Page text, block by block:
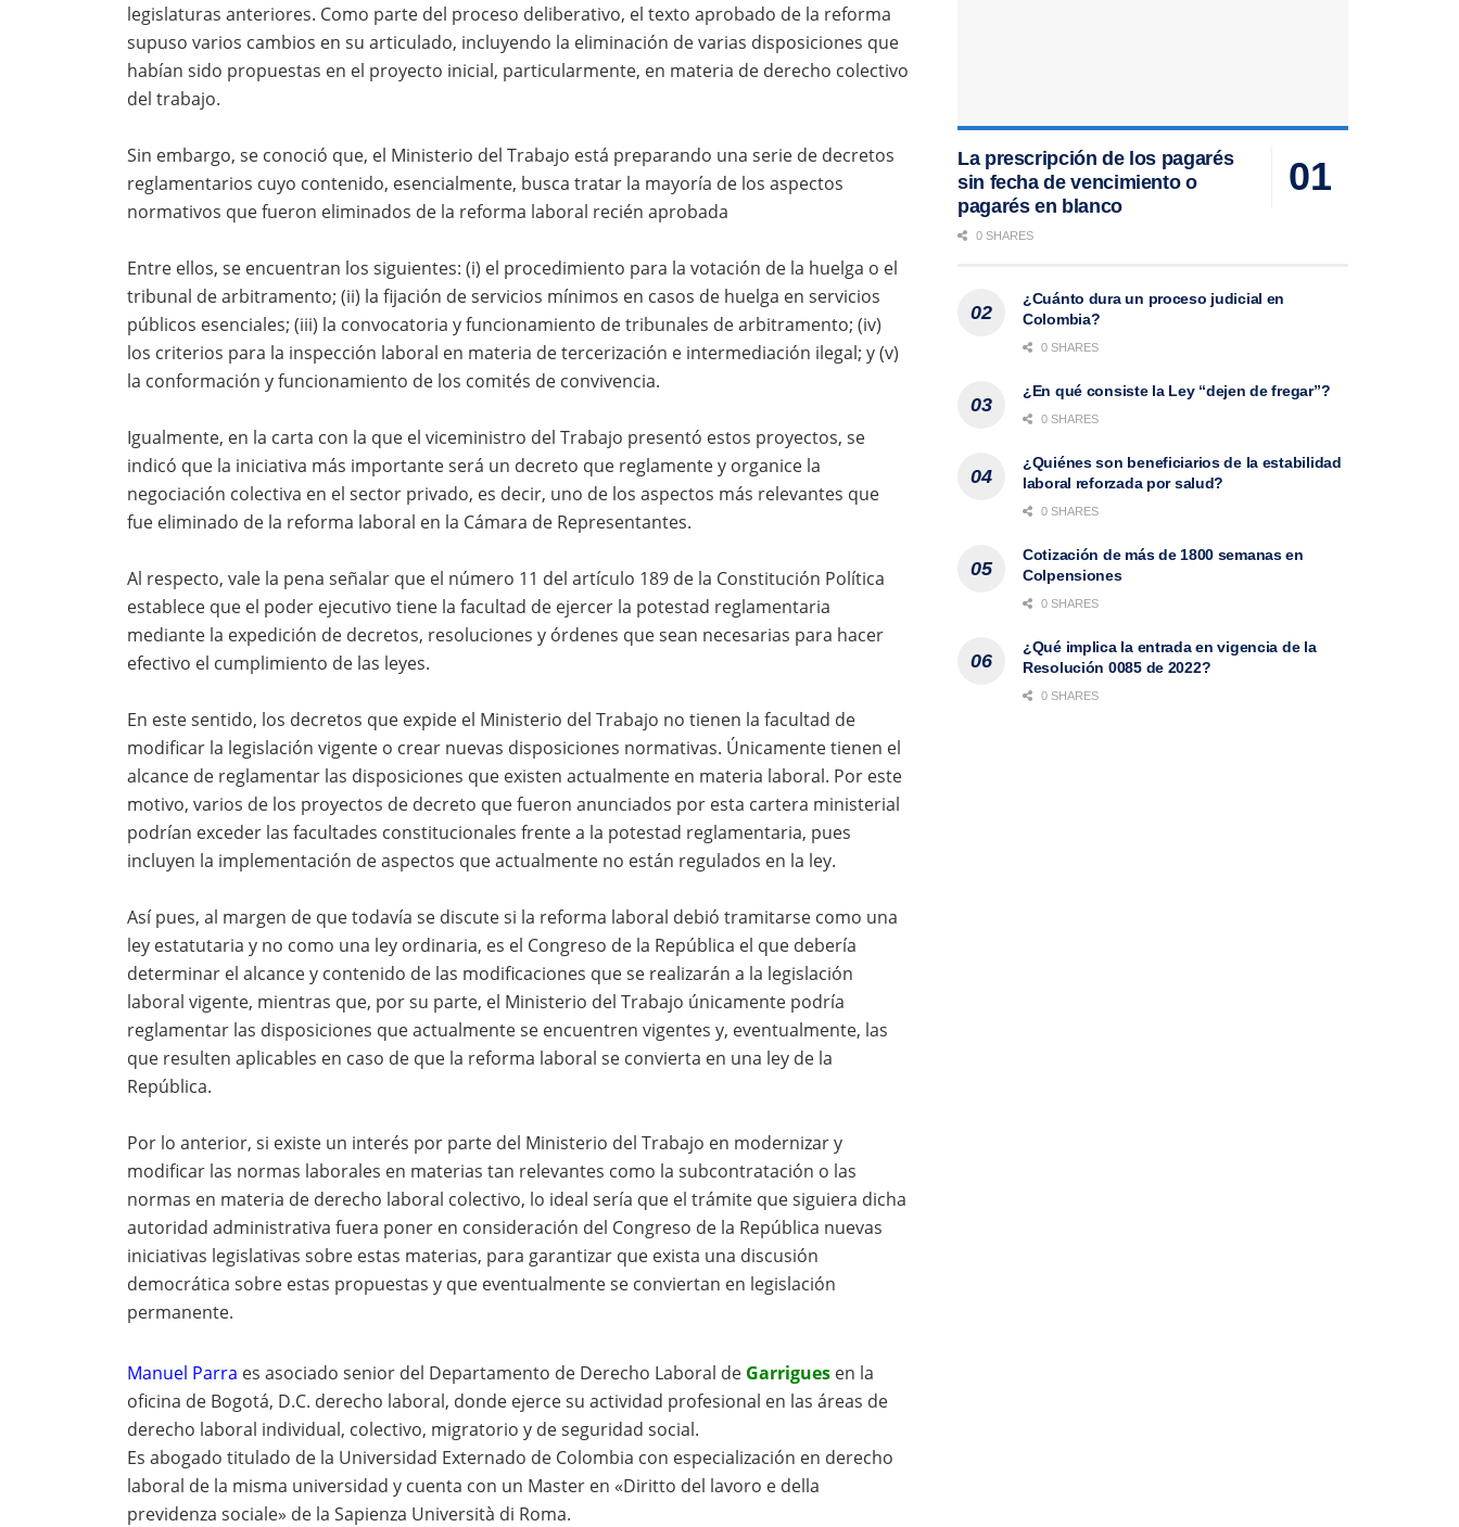
legislaturas anteriores. Como parte del proceso deliberativo, el texto aprobado de la reforma
supuso varios cambios en su articulado, incluyendo la eliminación de varias disposiciones que
habían sido propuestas en el proyecto inicial, particularmente, en materia de derecho colectivo
del trabajo.
Sin embargo, se conoció que, el Ministerio del Trabajo está preparando una serie de decretos
reglamentarios cuyo contenido, esencialmente, busca tratar la mayoría de los aspectos
normativos que fueron eliminados de la reforma laboral recién aprobada
Entre ellos, se encuentran los siguientes: (i) el procedimiento para la votación de la huelga o el
tribunal de arbitramento; (ii) la fijación de servicios mínimos en casos de huelga en servicios
públicos esenciales; (iii) la convocatoria y funcionamiento de tribunales de arbitramento; (iv)
los criterios para la inspección laboral en materia de tercerización e intermediación ilegal; y (v)
la conformación y funcionamiento de los comités de convivencia.
Igualmente, en la carta con la que el viceministro del Trabajo presentó estos proyectos, se
indicó que la iniciativa más importante será un decreto que reglamente y organice la
negociación colectiva en el sector privado, es decir, uno de los aspectos más relevantes que
fue eliminado de la reforma laboral en la Cámara de Representantes.
Al respecto, vale la pena señalar que el número 11 del artículo 189 de la Constitución Política
establece que el poder ejecutivo tiene la facultad de ejercer la potestad reglamentaria
mediante la expedición de decretos, resoluciones y órdenes que sean necesarias para hacer
efectivo el cumplimiento de las leyes.
En este sentido, los decretos que expide el Ministerio del Trabajo no tienen la facultad de
modificar la legislación vigente o crear nuevas disposiciones normativas. Únicamente tienen el
alcance de reglamentar las disposiciones que existen actualmente en materia laboral. Por este
motivo, varios de los proyectos de decreto que fueron anunciados por esta cartera ministerial
podrían exceder las facultades constitucionales frente a la potestad reglamentaria, pues
incluyen la implementación de aspectos que actualmente no están regulados en la ley.
Así pues, al margen de que todavía se discute si la reforma laboral debió tramitarse como una
ley estatutaria y no como una ley ordinaria, es el Congreso de la República el que debería
determinar el alcance y contenido de las modificaciones que se realizarán a la legislación
laboral vigente, mientras que, por su parte, el Ministerio del Trabajo únicamente podría
reglamentar las disposiciones que actualmente se encuentren vigentes y, eventualmente, las
que resulten aplicables en caso de que la reforma laboral se convierta en una ley de la
República.
Por lo anterior, si existe un interés por parte del Ministerio del Trabajo en modernizar y
modificar las normas laborales en materias tan relevantes como la subcontratación o las
normas en materia de derecho laboral colectivo, lo ideal sería que el trámite que siguiera dicha
autoridad administrativa fuera poner en consideración del Congreso de la República nuevas
iniciativas legislativas sobre estas materias, para garantizar que exista una discusión
democrática sobre estas propuestas y que eventualmente se conviertan en legislación
permanente.
Manuel Parra es asociado senior del Departamento de Derecho Laboral de Garrigues en la
oficina de Bogotá, D.C. derecho laboral, donde ejerce su actividad profesional en las áreas de
derecho laboral individual, colectivo, migratorio y de seguridad social.
Es abogado titulado de la Universidad Externado de Colombia con especialización en derecho
laboral de la misma universidad y cuenta con un Master en «Diritto del lavoro e della
previdenza sociale» de la Sapienza Università di Roma.
La prescripción de los pagarés
sin fecha de vencimiento o
pagarés en blanco
0 SHARES
¿Cuánto dura un proceso judicial en
Colombia?
0 SHARES
¿En qué consiste la Ley “dejen de fregar”?
0 SHARES
¿Quiénes son beneficiarios de la estabilidad
laboral reforzada por salud?
0 SHARES
Cotización de más de 1800 semanas en
Colpensiones
0 SHARES
¿Qué implica la entrada en vigencia de la
Resolución 0085 de 2022?
0 SHARES